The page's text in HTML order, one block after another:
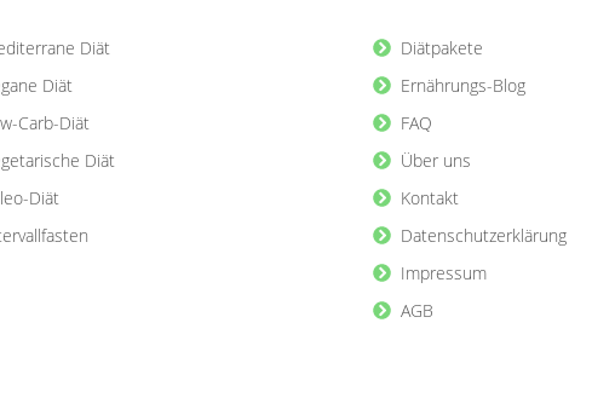
Diät
Diät
Carb-Diät
Diät
Diät
Diätpakete
Ernährungs-Blog
FAQ
Über uns
Kontakt
Datenschutzerklärung
Impressum
AGB